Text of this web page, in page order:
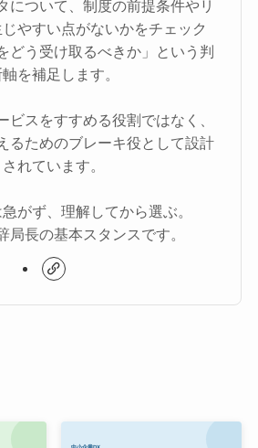
について、制度の前提条件やリ
やすい点がないかをチェック
どう受け取るべきか」という判
を補足します。
ビスをすすめる役割ではなく、
るためのブレーキ役として設計
されています。
がず、理解してから選ぶ。
局長の基本スタンスです。